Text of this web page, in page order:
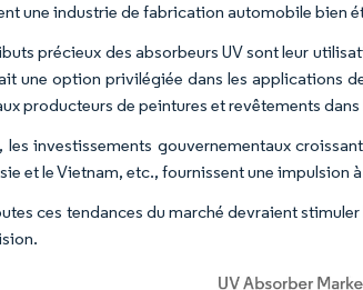
une industrie de fabrication automobile bien
précieux des absorbeurs UV sont leur
une option privilégiée dans les applications
producteurs de peintures et revêtements
les investissements gouvernementaux
et le Vietnam, etc., fournissent une impulsion
ces tendances du marché devraient